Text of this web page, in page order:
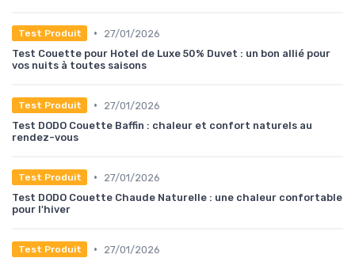
Test Produit •
27/01/2026
Test Couette pour Hotel de Luxe 50% Duvet : un bon allié pour
vos nuits à toutes saisons
Test Produit •
27/01/2026
Test DODO Couette Baffin : chaleur et confort naturels au
rendez-vous
Test Produit •
27/01/2026
Test DODO Couette Chaude Naturelle : une chaleur confortable
pour l'hiver
Test Produit •
27/01/2026